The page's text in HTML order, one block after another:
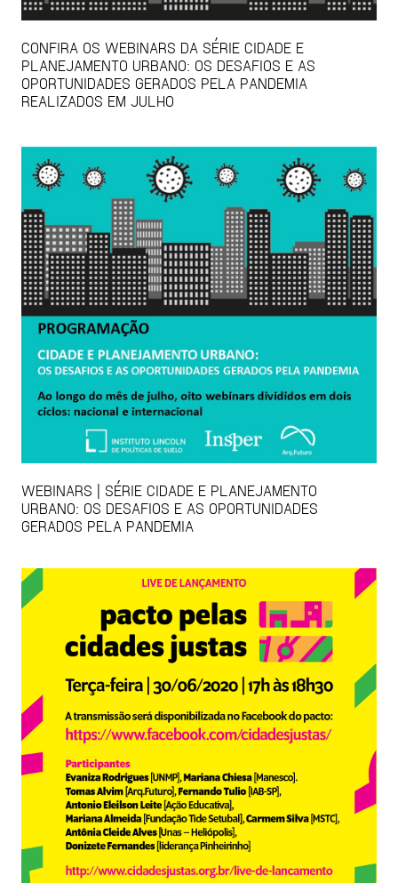
CONFIRA OS WEBINARS DA SÉRIE CIDADE E
PLANEJAMENTO URBANO: OS DESAFIOS E AS
OPORTUNIDADES GERADOS PELA PANDEMIA
REALIZADOS EM JULHO
WEBINARS | SÉRIE CIDADE E PLANEJAMENTO
URBANO: OS DESAFIOS E AS OPORTUNIDADES
GERADOS PELA PANDEMIA